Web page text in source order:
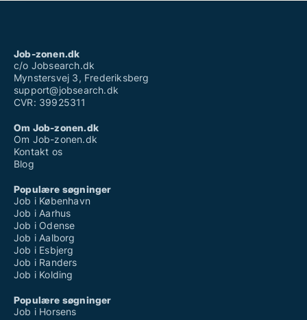
Job-zonen.dk
c/o Jobsearch.dk
Mynstersvej 3, Frederiksberg
support@jobsearch.dk
CVR: 39925311
Om Job-zonen.dk
Om Job-zonen.dk
Kontakt os
Blog
Populære søgninger
Job i København
Job i Aarhus
Job i Odense
Job i Aalborg
Job i Esbjerg
Job i Randers
Job i Kolding
Populære søgninger
Job i Horsens